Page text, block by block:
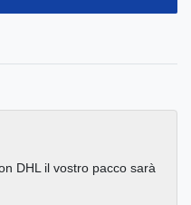
DHL il vostro pacco sarà